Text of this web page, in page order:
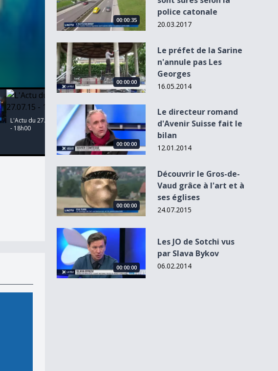
L'Actu du 27.07.15
- 18h00
00:00:35
police catonale
20.03.2017
Le préfet de la Sarine n&#039;annule pas Les Georges
00:00:00
Le préfet de la Sarine
n'annule pas Les
Georges
16.05.2014
Le directeur romand d&#039;Avenir Suisse fait le bilan
00:00:00
Le directeur romand
d'Avenir Suisse fait le
bilan
12.01.2014
Découvrir le Gros-de-Vaud grâce à l&#039;art et à ses
00:00:00
Découvrir le Gros-de-
Vaud grâce à l'art et à
ses églises
24.07.2015
Les JO de Sotchi vus par Slava Bykov
00:00:00
Les JO de Sotchi vus
par Slava Bykov
06.02.2014